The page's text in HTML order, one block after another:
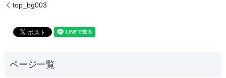
top_bg003